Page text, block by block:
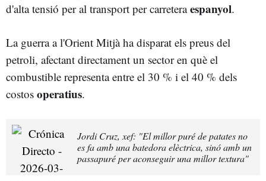
d'alta tensió per al transport per carreteraespanyol.
La guerra a l'Orient Mitjà ha disparat els preus del
petroli, afectant directament un sector en què el
combustible representa entre el 30 % i el 40 % dels
costos operatius.
Jordi Cruz, xef: "El millor puré de patates no
es fa amb una batedora elèctrica, sinó amb un
passapuré per aconseguir una millor textura"